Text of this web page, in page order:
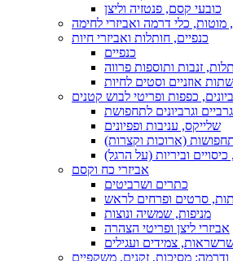
כובעי קסם, פנטזיה וליצן
מוטות, כלי דרמה ואביזרי לחימה
כנפיים, חותלות ואביזרי חיות
כנפיים
זנבות ותוספות פרווה
אוזניים וסטים לחיות
כפפות ופריטי לבוש קטנים
גרביים וגרביונים לתחפושת
שלייקס, עניבות ופפיונים
(ארוכות וקצרות)
כיסויים וביריות (על הרגל)
אביזרי כח וקסם
כתרים ושרביטים
סרטים ופרחים לראש
מניפות, שמשיה ונוצות
אביזרי ליצן ופריטי הצהרה
צמידים ועגילים
ודרמה: מסיכות, זקנים, משקפיים